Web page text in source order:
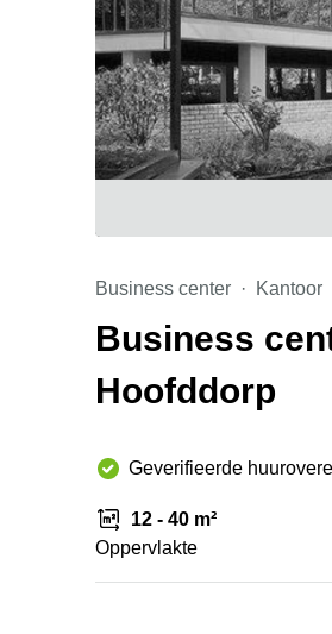
Business center Kantoor
Business
Hoofddorp
Geverifieerde
12 - 40 m²
Oppervlakte